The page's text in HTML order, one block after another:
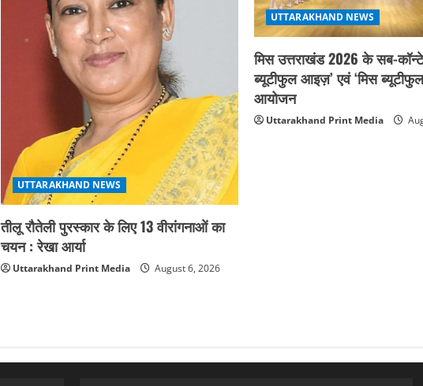
UTTARAKHAND NEWS
तीलू रौतेली पुरस्कार के लिए 13 वीरांगनाओं का
चयन : रेखा आर्या
Uttarakhand Print Media August 6, 2026
UTTARAKHAND NEWS
मिस उत्तराखंड 2026 के सब-
ब्यूटीफुल आइज़’ एवं ‘मिस
आयोजन
Uttarakhand Print Media